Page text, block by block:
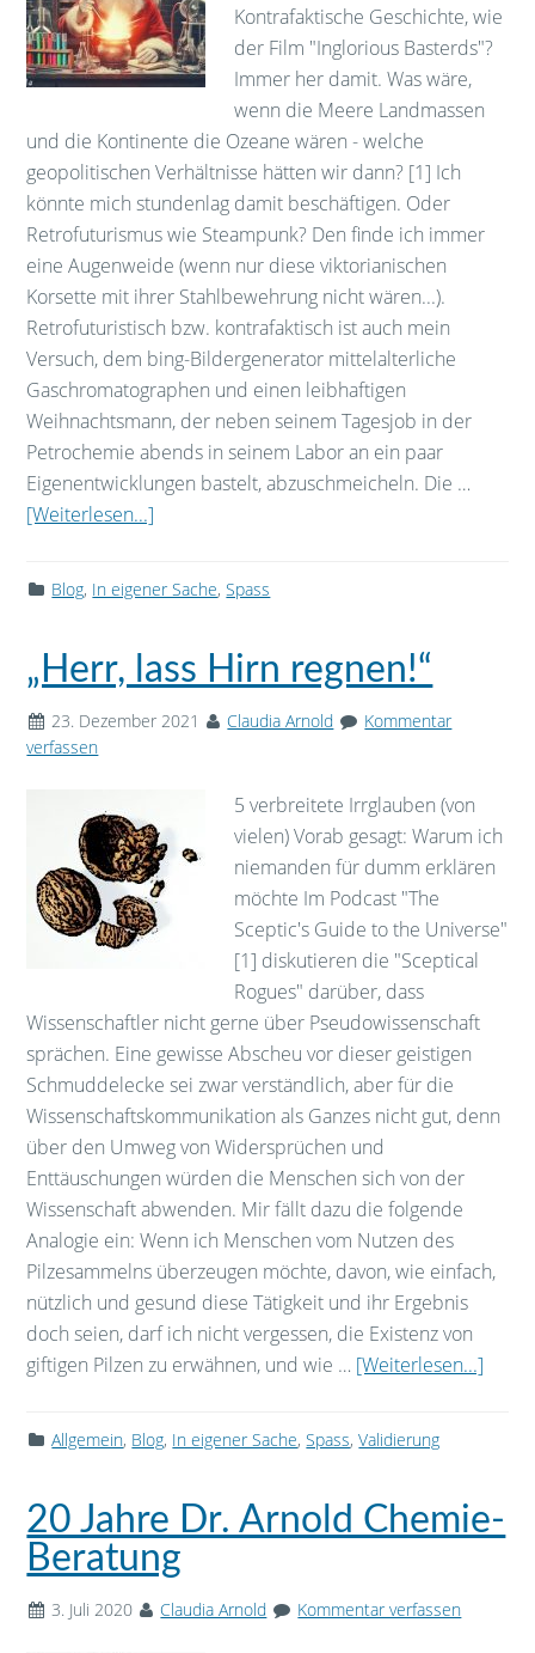
Kontrafaktische Geschichte, wie
der Film "Inglorious Basterds"?
Immer her damit. Was wäre,
wenn die Meere Landmassen
und die Kontinente die Ozeane wären - welche
geopolitischen Verhältnisse hätten wir dann? [1] Ich
könnte mich stundenlag damit beschäftigen. Oder
Retrofuturismus wie Steampunk? Den finde ich immer
eine Augenweide (wenn nur diese viktorianischen
Korsette mit ihrer Stahlbewehrung nicht wären...).
Retrofuturistisch bzw. kontrafaktisch ist auch mein
Versuch, dem bing-Bildergenerator mittelalterliche
Gaschromatographen und einen leibhaftigen
Weihnachtsmann, der neben seinem Tagesjob in der
Petrochemie abends in seinem Labor an ein paar
Eigenentwicklungen bastelt, abzuschmeicheln. Die …
[Weiterlesen...]
Blog, In eigener Sache,Spass
„Herr, lass Hirn regnen!“
23. Dezember 2021 Claudia Arnold
Kommentar
verfassen
5 verbreitete Irrglauben (von
vielen) Vorab gesagt: Warum ich
niemanden für dumm erklären
möchte Im Podcast "The
Sceptic's Guide to the Universe"
[1] diskutieren die "Sceptical
Rogues" darüber, dass
Wissenschaftler nicht gerne über Pseudowissenschaft
sprächen. Eine gewisse Abscheu vor dieser geistigen
Schmuddelecke sei zwar verständlich, aber für die
Wissenschaftskommunikation als Ganzes nicht gut, denn
über den Umweg von Widersprüchen und
Enttäuschungen würden die Menschen sich von der
Wissenschaft abwenden. Mir fällt dazu die folgende
Analogie ein: Wenn ich Menschen vom Nutzen des
Pilzesammelns überzeugen möchte, davon, wie einfach,
nützlich und gesund diese Tätigkeit und ihr Ergebnis
doch seien, darf ich nicht vergessen, die Existenz von
giftigen Pilzen zu erwähnen, und wie … [Weiterlesen...]
Allgemein, Blog, In eigener Sache,Spass,Validierung
20 Jahre Dr. Arnold Chemie-
Beratung
3. Juli 2020 Claudia Arnold Kommentar verfassen